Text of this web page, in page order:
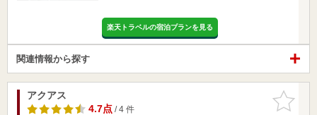
楽天トラベルの宿泊プランを見る
関連情報から探す
お気に入
りに追加
アクアス
4.7点/ 4 件